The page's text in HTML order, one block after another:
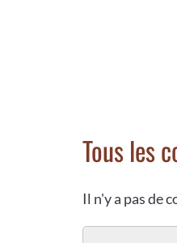
Tous les
Il n'y a pas de